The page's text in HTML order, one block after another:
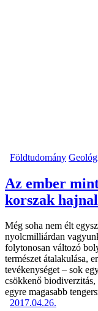
Földtudomány
Az ember
korszak
Még soha nem élt
nyolcmilliárdan
folytonosan változó
természet átalakulása,
tevékenységet – sok
csökkenő biodiverzitás,
egyre magasabb
2017.04.26.